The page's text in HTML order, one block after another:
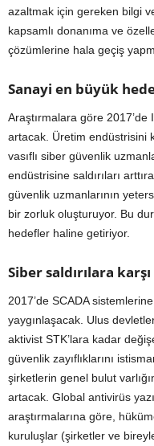
azaltmak için gereken bilgi
kapsamlı donanıma ve
çözümlerine hala geçiş
Sanayi en büyük
Araştırmalara göre 2017’de
artacak. Üretim endüstrisini
vasıflı siber güvenlik
endüstrisine saldırıları
güvenlik uzmanlarının
bir zorluk oluşturuyor. Bu
hedefler haline getiriyor.
Siber saldırılara
2017’de SCADA
yaygınlaşacak. Ulus
aktivist STK’lara kadar
güvenlik zayıflıklarını
şirketlerin genel bulut
artacak. Global antivirüs
araştırmalarına göre,
kuruluşlar (şirketler ve